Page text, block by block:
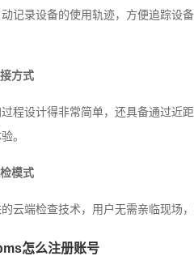
记录设备的使用轨迹，方便追踪设
方式
程设计得非常简单，还具备通过近
。
模式
云端检查技术，用户无需亲临现场
怎么注册账号